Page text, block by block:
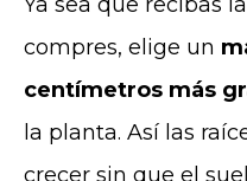
compres, elige un
centímetros más
la planta. Así las
crecer sin que el